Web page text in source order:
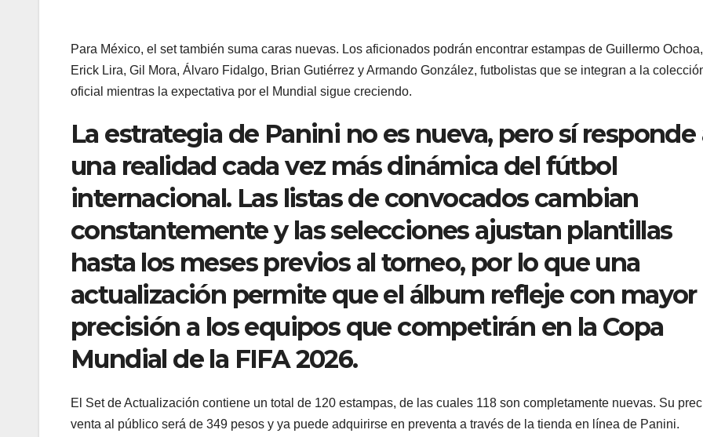
Para México, el set también suma caras nuevas. Los aficionados podrán encontrar estampas de Guillermo Ochoa,
Erick Lira, Gil Mora, Álvaro Fidalgo, Brian Gutiérrez y Armando González, futbolistas que se integran a la
oficial mientras la expectativa por el Mundial sigue creciendo.
La estrategia de Panini no es nueva, pero sí responde
una realidad cada vez más dinámica del fútbol
internacional. Las listas de convocados cambian
constantemente y las selecciones ajustan plantillas
hasta los meses previos al torneo, por lo que una
actualización permite que el álbum refleje con mayor
precisión a los equipos que competirán en la Copa
Mundial de la FIFA 2026.
El Set de Actualización contiene un total de 120 estampas, de las cuales 118 son completamente nuevas. Su
venta al público será de 349 pesos y ya puede adquirirse en preventa a través de la tienda en línea de Panini.